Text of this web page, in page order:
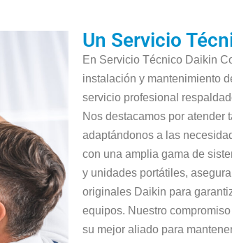
Un Servicio
En Servicio Técnico Daikin
instalación y mantenimiento
servicio profesional
Nos destacamos por atender
adaptándonos a las
con una amplia gama de
y unidades portátiles,
originales Daikin para
equipos. Nuestro
su mejor aliado para